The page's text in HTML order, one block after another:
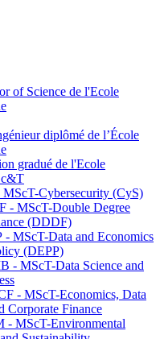
of Science de l'Ecole
diplômé de l’École
gradué de l'Ecole
Cybersecurity (CyS)
- MScT-Double Degree
(DDDF)
- MScT-Data and Economics
(DEPP)
- MScT-Data Science and
- MScT-Economics, Data
Corporate Finance
- MScT-Environmental